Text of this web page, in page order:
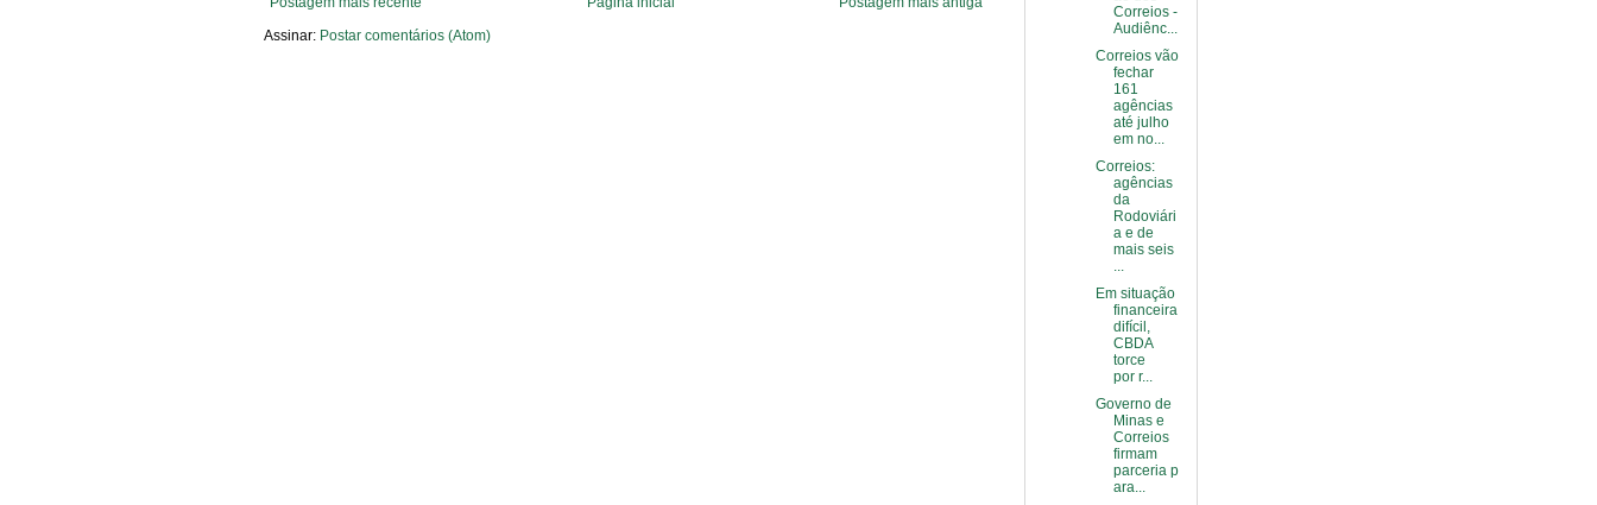
Assinar: Postar comentários (Atom)
Correios -
Audiênc...
Correios vão
fechar
161
agências
até julho
em no...
Correios:
agências
da
Rodoviári
a e de
mais seis
...
Em situação
financeira
difícil,
CBDA
torce
por r...
Governo de
Minas e
Correios
firmam
parceria p
ara...